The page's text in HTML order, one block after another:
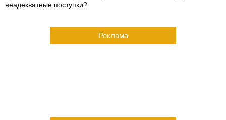
неадекватные поступки?
Реклама